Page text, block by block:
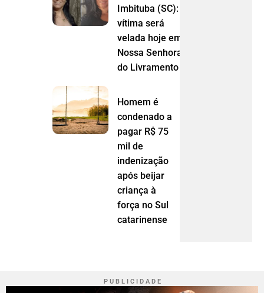
Imbituba (SC):
vítima será
velada hoje em
Nossa Senhora
do Livramento (MT)
Homem é
condenado a
pagar R$ 75
mil de
indenização
após beijar
criança à
força no Sul
catarinense
P U B L I C I D A D E